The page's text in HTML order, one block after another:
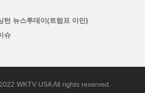
턴 뉴스투데이(트럼프 이민)
슈
WKTV USA All rights reserved.